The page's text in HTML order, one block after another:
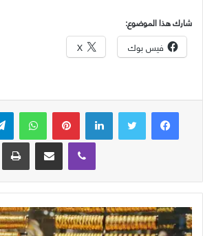
شارك هذا الموضوع:
فيس بوك X
لينكدإن بينتيريست واتساب
ڤايبر
مشاركة عبر البريد